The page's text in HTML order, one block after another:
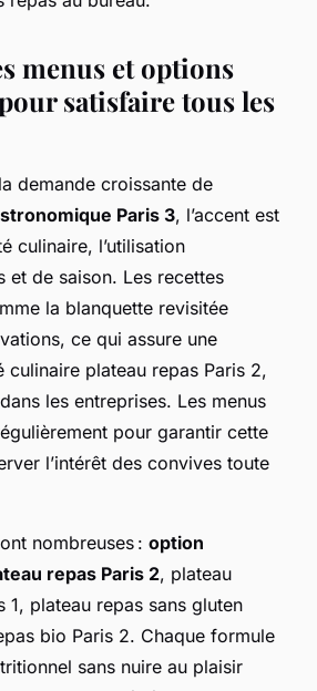
menus et options
satisfaire tous les
demande croissante de
Paris 3, l’accent est
culinaire, l’utilisation
et de saison. Les recettes
la blanquette revisitée
ce qui assure une
culinaire plateau repas Paris 2,
les entreprises. Les menus
pour garantir cette
l’intérêt des convives toute
nombreuses : option
repas Paris 2, plateau
1, plateau repas sans gluten
bio Paris 2. Chaque formule
sans nuire au plaisir